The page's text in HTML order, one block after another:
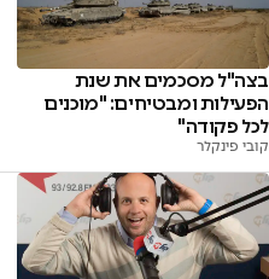
בצה"ל מסכמים את שנת
הפעילות ומבטיחים: "מוכנים
לכל פקודה"
קובי פינקלר